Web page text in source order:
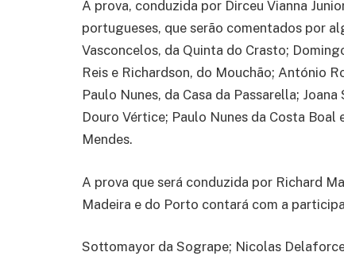
A prova, conduzida por Dirceu Vianna
portugueses, que serão comentados por
Vasconcelos, da Quinta do Crasto;
Reis e Richardson, do Mouchão; António
Paulo Nunes, da Casa da Passarella;
Douro Vértice; Paulo Nunes da Costa
Mendes.
A prova que será conduzida por Richard
Madeira e do Porto contará com a
Sottomayor da Sogrape; Nicolas